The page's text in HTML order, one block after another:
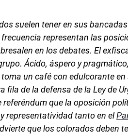
suelen tener en sus
representan las
en los debates. El
Ácido, áspero y
un café con edulcorante en
fila de la defensa de la Ley de
referéndum que la oposición
representatividad tanto en el
que los colorados deben